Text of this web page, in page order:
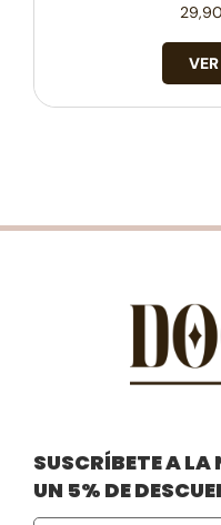
29,90
SUSCRÍBETE A LA
UN 5% DE